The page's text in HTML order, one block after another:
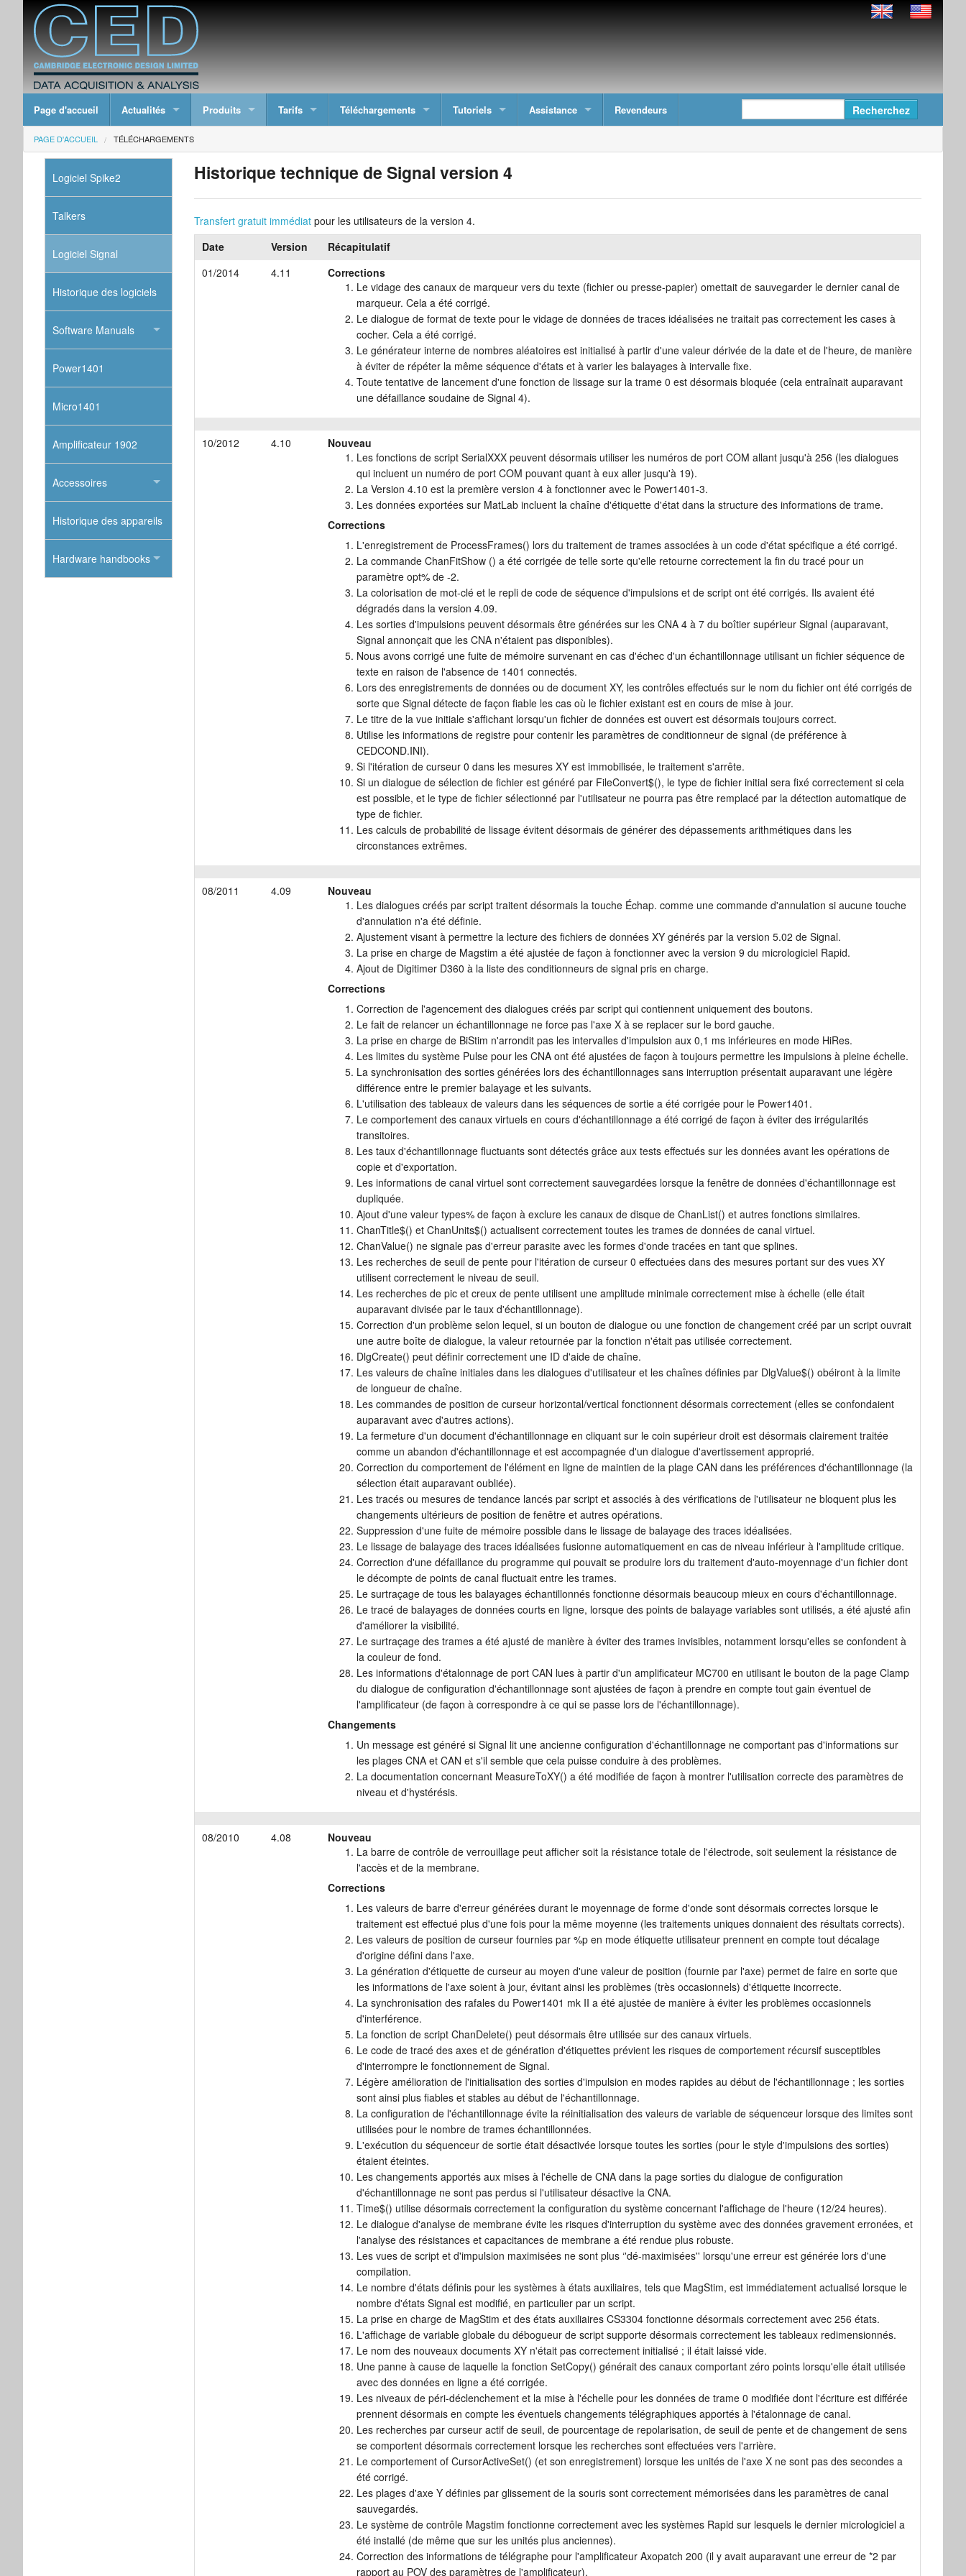
Page d'accueil Actualités Produits Tarifs Téléchargements Tutoriels Assistance Revendeurs
PAGE D'ACCUEIL TÉLÉCHARGEMENTS
Historique technique de Signal version 4
Transfert gratuit immédiat pour les utilisateurs de la version 4.
Date
Version
Récapitulatif
01/2014
4.11
Corrections
Le vidage des canaux de marqueur vers du texte (fichier ou presse-papier) omettait de sauvegarder le dernier canal de
marqueur. Cela a été corrigé.
Le dialogue de format de texte pour le vidage de données de traces idéalisées ne traitait pas correctement les cases à
cocher. Cela a été corrigé.
Le générateur interne de nombres aléatoires est initialisé à partir d'une valeur dérivée de la date et de l'heure, de manière
à éviter de répéter la même séquence d'états et à varier les balayages à intervalle fixe.
Toute tentative de lancement d'une fonction de lissage sur la trame 0 est désormais bloquée (cela entraînait auparavant
une défaillance soudaine de Signal 4).
10/2012 4.10
Nouveau
Les fonctions de script SerialXXX peuvent désormais utiliser les numéros de port COM allant jusqu'à 256 (les dialogues
qui incluent un numéro de port COM pouvant quant à eux aller jusqu'à 19).
La Version 4.10 est la première version 4 à fonctionner avec le Power1401-3.
Les données exportées sur MatLab incluent la chaîne d'étiquette d'état dans la structure des informations de trame.
Corrections
L'enregistrement de ProcessFrames() lors du traitement de trames associées à un code d'état spécifique a été corrigé.
La commande ChanFitShow () a été corrigée de telle sorte qu'elle retourne correctement la fin du tracé pour un
paramètre opt% de -2.
La colorisation de mot-clé et le repli de code de séquence d'impulsions et de script ont été corrigés. Ils avaient été
dégradés dans la version 4.09.
Les sorties d'impulsions peuvent désormais être générées sur les CNA 4 à 7 du boîtier supérieur Signal (auparavant,
Signal annonçait que les CNA n'étaient pas disponibles).
Nous avons corrigé une fuite de mémoire survenant en cas d'échec d'un échantillonnage utilisant un fichier séquence de
texte en raison de l'absence de 1401 connectés.
Lors des enregistrements de données ou de document XY, les contrôles effectués sur le nom du fichier ont été corrigés de
sorte que Signal détecte de façon fiable les cas où le fichier existant est en cours de mise à jour.
Le titre de la vue initiale s'affichant lorsqu'un fichier de données est ouvert est désormais toujours correct.
Utilise les informations de registre pour contenir les paramètres de conditionneur de signal (de préférence à
CEDCOND.INI).
Si l'itération de curseur 0 dans les mesures XY est immobilisée, le traitement s'arrête.
Si un dialogue de sélection de fichier est généré par FileConvert$(), le type de fichier initial sera fixé correctement si cela
est possible, et le type de fichier sélectionné par l'utilisateur ne pourra pas être remplacé par la détection automatique de
type de fichier.
Les calculs de probabilité de lissage évitent désormais de générer des dépassements arithmétiques dans les
circonstances extrêmes.
08/2011 4.09
Nouveau
Les dialogues créés par script traitent désormais la touche Échap. comme une commande d'annulation si aucune touche
d'annulation n'a été définie.
Ajustement visant à permettre la lecture des fichiers de données XY générés par la version 5.02 de Signal.
La prise en charge de Magstim a été ajustée de façon à fonctionner avec la version 9 du micrologiciel Rapid.
Ajout de Digitimer D360 à la liste des conditionneurs de signal pris en charge.
Corrections
Correction de l'agencement des dialogues créés par script qui contiennent uniquement des boutons.
Le fait de relancer un échantillonnage ne force pas l'axe X à se replacer sur le bord gauche.
La prise en charge de BiStim n'arrondit pas les intervalles d'impulsion aux 0,1 ms inférieures en mode HiRes.
Les limites du système Pulse pour les CNA ont été ajustées de façon à toujours permettre les impulsions à pleine échelle.
La synchronisation des sorties générées lors des échantillonnages sans interruption présentait auparavant une légère
différence entre le premier balayage et les suivants.
L'utilisation des tableaux de valeurs dans les séquences de sortie a été corrigée pour le Power1401.
Le comportement des canaux virtuels en cours d'échantillonnage a été corrigé de façon à éviter des irrégularités
transitoires.
Les taux d'échantillonnage fluctuants sont détectés grâce aux tests effectués sur les données avant les opérations de
copie et d'exportation.
Les informations de canal virtuel sont correctement sauvegardées lorsque la fenêtre de données d'échantillonnage est
dupliquée.
Ajout d'une valeur types% de façon à exclure les canaux de disque de ChanList() et autres fonctions similaires.
ChanTitle$() et ChanUnits$() actualisent correctement toutes les trames de données de canal virtuel.
ChanValue() ne signale pas d'erreur parasite avec les formes d'onde tracées en tant que splines.
Les recherches de seuil de pente pour l'itération de curseur 0 effectuées dans des mesures portant sur des vues XY
utilisent correctement le niveau de seuil.
Les recherches de pic et creux de pente utilisent une amplitude minimale correctement mise à échelle (elle était
auparavant divisée par le taux d'échantillonnage).
Correction d'un problème selon lequel, si un bouton de dialogue ou une fonction de changement créé par un script ouvrait
une autre boîte de dialogue, la valeur retournée par la fonction n'était pas utilisée correctement.
DlgCreate() peut définir correctement une ID d'aide de chaîne.
Les valeurs de chaîne initiales dans les dialogues d'utilisateur et les chaînes définies par DlgValue$() obéiront à la limite
de longueur de chaîne.
Les commandes de position de curseur horizontal/vertical fonctionnent désormais correctement (elles se confondaient
auparavant avec d'autres actions).
La fermeture d'un document d'échantillonnage en cliquant sur le coin supérieur droit est désormais clairement traitée
comme un abandon d'échantillonnage et est accompagnée d'un dialogue d'avertissement approprié.
Correction du comportement de l'élément en ligne de maintien de la plage CAN dans les préférences d'échantillonnage (la
sélection était auparavant oubliée).
Les tracés ou mesures de tendance lancés par script et associés à des vérifications de l'utilisateur ne bloquent plus les
changements ultérieurs de position de fenêtre et autres opérations.
Suppression d'une fuite de mémoire possible dans le lissage de balayage des traces idéalisées.
Le lissage de balayage des traces idéalisées fusionne automatiquement en cas de niveau inférieur à l'amplitude critique.
Correction d'une défaillance du programme qui pouvait se produire lors du traitement d'auto-moyennage d'un fichier dont
le décompte de points de canal fluctuait entre les trames.
Le surtraçage de tous les balayages échantillonnés fonctionne désormais beaucoup mieux en cours d'échantillonnage.
Le tracé de balayages de données courts en ligne, lorsque des points de balayage variables sont utilisés, a été ajusté afin
d'améliorer la visibilité.
Le surtraçage des trames a été ajusté de manière à éviter des trames invisibles, notamment lorsqu'elles se confondent à
la couleur de fond.
Les informations d'étalonnage de port CAN lues à partir d'un amplificateur MC700 en utilisant le bouton de la page Clamp
du dialogue de configuration d'échantillonnage sont ajustées de façon à prendre en compte tout gain éventuel de
l'amplificateur (de façon à correspondre à ce qui se passe lors de l'échantillonnage).
Changements
Un message est généré si Signal lit une ancienne configuration d'échantillonnage ne comportant pas d'informations sur
les plages CNA et CAN et s'il semble que cela puisse conduire à des problèmes.
La documentation concernant MeasureToXY() a été modifiée de façon à montrer l'utilisation correcte des paramètres de
niveau et d'hystérésis.
08/2010 4.08
Nouveau
La barre de contrôle de verrouillage peut afficher soit la résistance totale de l'électrode, soit seulement la résistance de
l'accès et de la membrane.
Corrections
Les valeurs de barre d'erreur générées durant le moyennage de forme d'onde sont désormais correctes lorsque le
traitement est effectué plus d'une fois pour la même moyenne (les traitements uniques donnaient des résultats corrects).
Les valeurs de position de curseur fournies par %p en mode étiquette utilisateur prennent en compte tout décalage
d'origine défini dans l'axe.
La génération d'étiquette de curseur au moyen d'une valeur de position (fournie par l'axe) permet de faire en sorte que
les informations de l'axe soient à jour, évitant ainsi les problèmes (très occasionnels) d'étiquette incorrecte.
La synchronisation des rafales du Power1401 mk II a été ajustée de manière à éviter les problèmes occasionnels
d'interférence.
La fonction de script ChanDelete() peut désormais être utilisée sur des canaux virtuels.
Le code de tracé des axes et de génération d'étiquettes prévient les risques de comportement récursif susceptibles
d'interrompre le fonctionnement de Signal.
Légère amélioration de l'initialisation des sorties d'impulsion en modes rapides au début de l'échantillonnage ; les sorties
sont ainsi plus fiables et stables au début de l'échantillonnage.
La configuration de l'échantillonnage évite la réinitialisation des valeurs de variable de séquenceur lorsque des limites sont
utilisées pour le nombre de trames échantillonnées.
L'exécution du séquenceur de sortie était désactivée lorsque toutes les sorties (pour le style d'impulsions des sorties)
étaient éteintes.
Les changements apportés aux mises à l'échelle de CNA dans la page sorties du dialogue de configuration
d'échantillonnage ne sont pas perdus si l'utilisateur désactive la CNA.
Time$() utilise désormais correctement la configuration du système concernant l'affichage de l'heure (12/24 heures).
Le dialogue d'analyse de membrane évite les risques d'interruption du système avec des données gravement erronées, et
l'analyse des résistances et capacitances de membrane a été rendue plus robuste.
Les vues de script et d'impulsion maximisées ne sont plus ‘'dé-maximisées'' lorsqu'une erreur est générée lors d'une
compilation.
Le nombre d'états définis pour les systèmes à états auxiliaires, tels que MagStim, est immédiatement actualisé lorsque le
nombre d'états Signal est modifié, en particulier par un script.
La prise en charge de MagStim et des états auxiliaires CS3304 fonctionne désormais correctement avec 256 états.
L'affichage de variable globale du débogueur de script supporte désormais correctement les tableaux redimensionnés.
Le nom des nouveaux documents XY n'était pas correctement initialisé ; il était laissé vide.
Une panne à cause de laquelle la fonction SetCopy() générait des canaux comportant zéro points lorsqu'elle était utilisée
avec des données en ligne a été corrigée.
Les niveaux de péri-déclenchement et la mise à l'échelle pour les données de trame 0 modifiée dont l'écriture est différée
prennent désormais en compte les éventuels changements télégraphiques apportés à l'étalonnage de canal.
Les recherches par curseur actif de seuil, de pourcentage de repolarisation, de seuil de pente et de changement de sens
se comportent désormais correctement lorsque les recherches sont effectuées vers l'arrière.
Le comportement of CursorActiveSet() (et son enregistrement) lorsque les unités de l'axe X ne sont pas des secondes a
été corrigé.
Les plages d'axe Y définies par glissement de la souris sont correctement mémorisées dans les paramètres de canal
sauvegardés.
Le système de contrôle Magstim fonctionne correctement avec les systèmes Rapid sur lesquels le dernier micrologiciel a
été installé (de même que sur les unités plus anciennes).
Correction des informations de télégraphe pour l'amplificateur Axopatch 200 (il y avait auparavant une erreur de *2 par
rapport au POV des paramètres de l'amplificateur).
Logiciel Spike2
Talkers
Logiciel Signal
Historique des logiciels
Software Manuals
Power1401
Micro1401
Amplificateur 1902
Accessoires
Historique des appareils
Hardware handbooks